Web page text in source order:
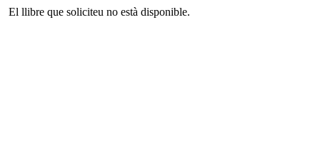
El llibre que soliciteu no està disponible.